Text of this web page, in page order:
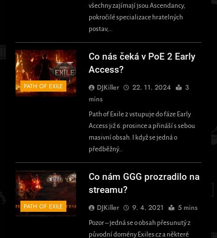
všechny zajímají jsou Ascendancy,
pokročilé specializace hratelných
postav,…
PATH OF EXILE
Co nás čeká v PoE 2 Early
Access?
DJKiller 22. 11. 2024
3
mins
Path of Exile 2 vstupuje do fáze Early
Access již 6. prosince a přináší s sebou
masivní obsah. I když se jedná o
předběžný…
PATH OF EXILE
Co nám GGG prozradilo na
streamu?
DJKiller 9. 4. 2021 5 mins
Pozor – jedná se o obsah přesunutý z
původní domény Exiles.cz a některé